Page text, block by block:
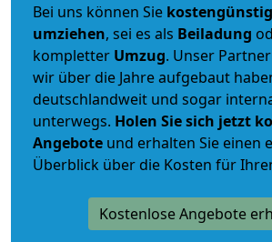
Bei uns können Sie kostengünstig
umziehen, sei es als Beiladung
kompletter Umzug. Unser
wir über die Jahre aufgebaut
deutschlandweit und sogar
unterwegs. Holen Sie sich jetzt
Angebote und erhalten Sie einen
Überblick über die Kosten für
Kostenlose Angebote